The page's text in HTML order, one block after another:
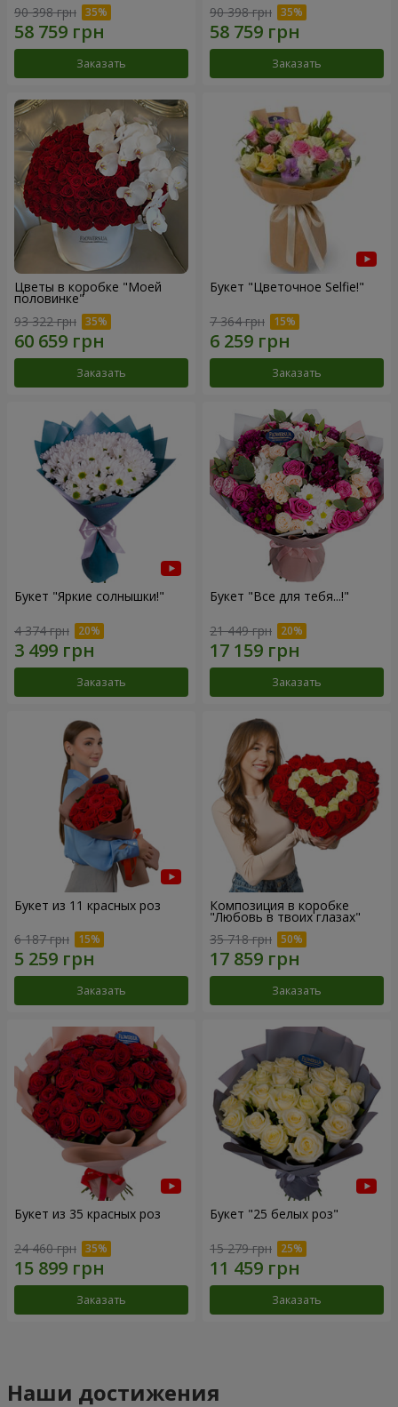
90 398 грн
Заказать
90 398 грн
Заказать
Цветы в коробке "Моей
половинке"
93 322 грн
Заказать
Букет "Цветочное Selfie!"
7 364 грн
Заказать
Букет "Яркие солнышки!"
4 374 грн
Заказать
Букет "Все для тебя...!"
21 449 грн
Заказать
Букет из 11 красных роз
6 187 грн
Заказать
Композиция в коробке
"Любовь в твоих глазах"
35 718 грн
Заказать
Букет из 35 красных роз
24 460 грн
Заказать
Букет "25 белых роз"
15 279 грн
Заказать
Наши достижения